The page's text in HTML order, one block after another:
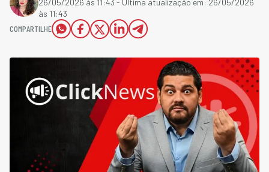
26/05/2026 às 11:43 - Última atualização em: 26/05/2026
às 11:43
COMPARTILHE